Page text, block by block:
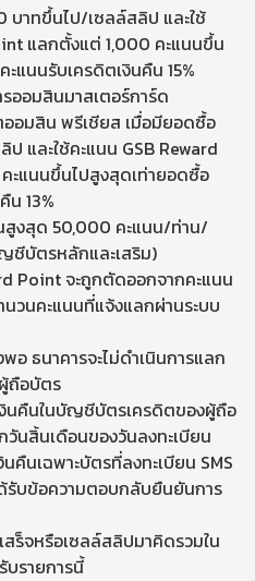
บาทขึ้นไป/เซลล์สลิป และใช้
แลกตั้งแต่ 1,000 คะแนนขึ้น
แนนรับเครดิตเงินคืน 15%
ออมสินมาสเตอร์การ์ด
อมสิน พรีเชียส เมื่อมียอดซื้อ
และใช้คะแนน GSB Reward
ะแนนขึ้นไปสูงสุดเท่ายอดซื้อ
น 13%
สูงสุด 50,000 คะแนน/ท่าน/
บัตรหลักและเสริม)
Point จะถูกตัดออกจากคะแนน
วนคะแนนที่แจ้งแลกผ่านระบบ
อ ธนาคารจะไม่ดำเนินการแลก
ถือบัตร
นคืนในบัญชีบัตรเครดิตของผู้ถือ
นสิ้นเดือนของวันลงทะเบียน
คืนเฉพาะบัตรที่ลงทะเบียน SMS
รับข้อความตอบกลับยืนยันการ
สร็จหรือเซลล์สลิปมาคิดรวมใน
บรายการนี้